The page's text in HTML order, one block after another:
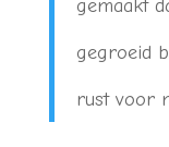
gemaakt
gegroeid
rust voor